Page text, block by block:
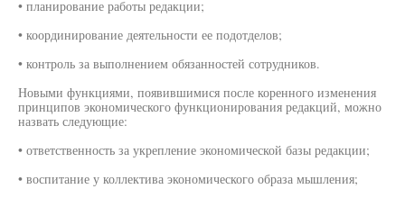
• планирование работы редакции;
• координирование деятельности ее подотделов;
• контроль за выполнением обязанностей сотрудников.
Новыми функциями, появившимися после коренного изменения
принципов экономического функционирования редакций, можно
назвать следующие:
• ответственность за укрепление экономической базы редакции;
• воспитание у коллектива экономического образа мышления;